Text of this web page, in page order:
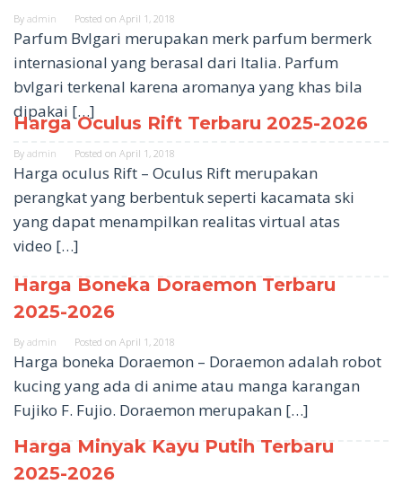
By admin Posted on April 1, 2018
Parfum Bvlgari merupakan merk parfum bermerk
internasional yang berasal dari Italia. Parfum
bvlgari terkenal karena aromanya yang khas bila
dipakai […]
Harga Oculus Rift Terbaru 2025-2026
By admin Posted on April 1, 2018
Harga oculus Rift – Oculus Rift merupakan
perangkat yang berbentuk seperti kacamata ski
yang dapat menampilkan realitas virtual atas
video […]
Harga Boneka Doraemon Terbaru
2025-2026
By admin Posted on April 1, 2018
Harga boneka Doraemon – Doraemon adalah robot
kucing yang ada di anime atau manga karangan
Fujiko F. Fujio. Doraemon merupakan […]
Harga Minyak Kayu Putih Terbaru
2025-2026